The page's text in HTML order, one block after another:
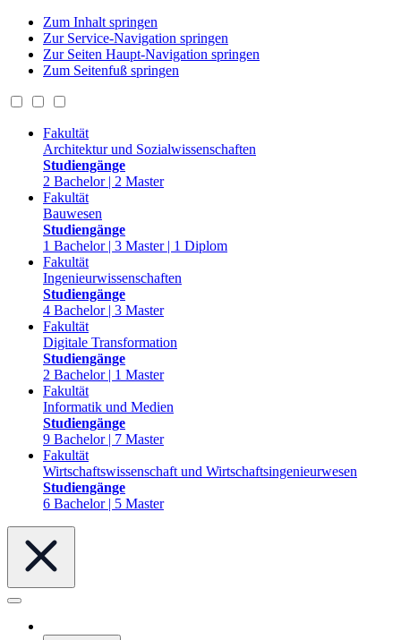
Zum Inhalt springen
Zur Service-Navigation springen
Zur Seiten Haupt-Navigation springen
Zum Seitenfuß springen
Fakultät
Architektur und Sozialwissenschaften
Studiengänge
2 Bachelor | 2 Master
Fakultät
Bauwesen
Studiengänge
1 Bachelor | 3 Master | 1 Diplom
Fakultät
Ingenieurwissenschaften
Studiengänge
4 Bachelor | 3 Master
Fakultät
Digitale Transformation
Studiengänge
2 Bachelor | 1 Master
Fakultät
Informatik und Medien
Studiengänge
9 Bachelor | 7 Master
Fakultät
Wirtschaftswissenschaft und Wirtschaftsingenieurwesen
Studiengänge
6 Bachelor | 5 Master